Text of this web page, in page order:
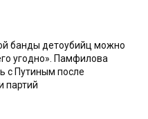
банды детоубийц можно
угодно». Памфилова
с Путиным после
партий